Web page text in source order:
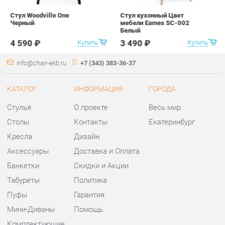
КАТАЛОГ
Столы
Кресла
Аксессуары
Банкетки
Комплектующие
Контакты
Дизайн
Доставка и Оплата
Скидки и Акции
ГОРОДА
Екатеринбург
КОНТАКТЫ
Шоурум и склад самовывоза
Адрес: г. Екатеринбург,
ул.Металлургов, 84